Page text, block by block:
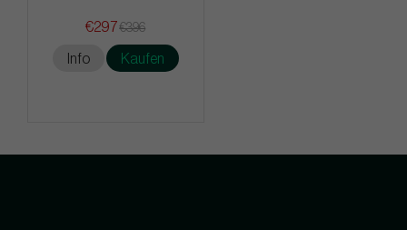
€297€396
Info Kaufen